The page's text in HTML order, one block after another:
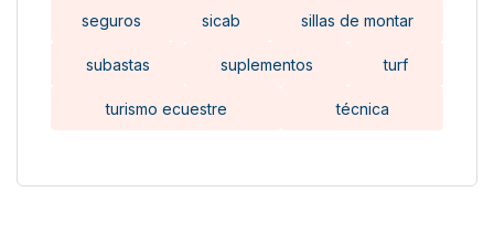
seguros sicab sillas de montar
subastas suplementos turf
turismo ecuestre técnica